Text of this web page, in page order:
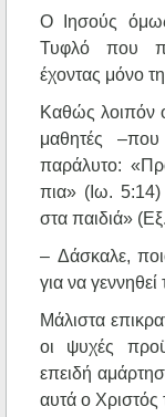
Ο Ιησούς
Τυφλό που
έχοντας μόνο
Καθώς λοιπόν
μαθητές
παράλυτο:
πια» (Ιω. 5:14)
στα παιδιά»
– Δάσκαλε,
για να γεννηθεί
Μάλιστα
οι ψυχές
επειδή
αυτά ο Χριστός